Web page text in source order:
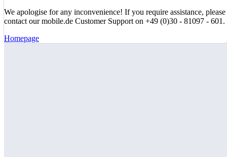
We apologise for any inconvenience! If you require assistance, please
contact our mobile.de Customer Support on +49 (0)30 - 81097 - 601.
Homepage